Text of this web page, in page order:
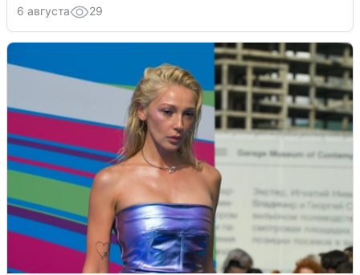
6 августа 29